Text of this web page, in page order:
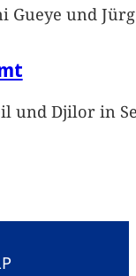
und
und Djilor in